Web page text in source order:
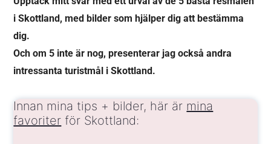
i Skottland, med bilder som hjälper dig att bestämma
dig.
Och om 5 inte är nog, presenterar jag också andra
intressanta turistmål i Skottland.
Innan mina tips + bilder, här är mina
favoriter för Skottland: